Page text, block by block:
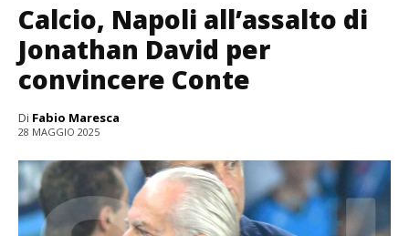
Calcio, Napoli all’assalto di
Jonathan David per
convincere Conte
Di Fabio Maresca
28 MAGGIO 2025